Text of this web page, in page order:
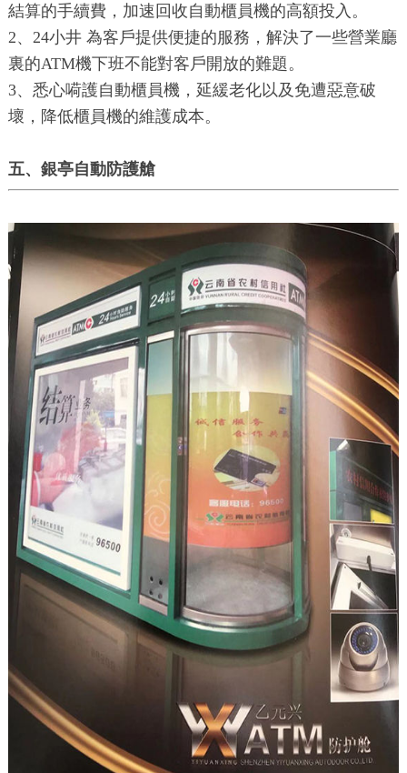
結算的手續費，加速回收自動櫃員機的高額投入。
2、24小井 為客戶提供便捷的服務，解決了一些營業廳
裏的ATM機下班不能對客戶開放的難題。
3、悉心嗬護自動櫃員機，延緩老化以及免遭惡意破
壞，降低櫃員機的維護成本。
五、銀亭自動防護艙